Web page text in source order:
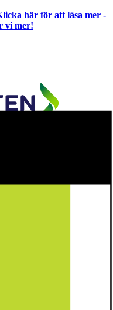
här för att läsa mer -
vi mer!